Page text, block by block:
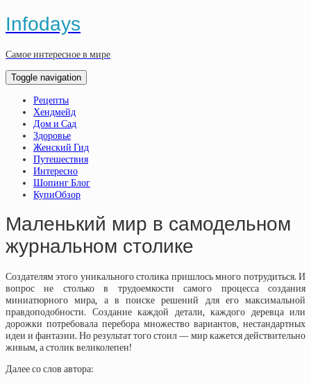
Infodays
Самое интересное в мире
Toggle navigation
Рецепты
Хендмейд
Дом и Сад
Здоровье
Женский Гид
Путешествия
Интересно
Шопинг Блог
КупиОбзор
Маленький мир в самодельном
журнальном столике
Создателям этого уникального столика пришлось много потрудиться. И
вопрос не столько в трудоемкости самого процесса создания
миниатюрного мира, а в поиске решений для его максимальной
правдоподобности. Создание каждой детали, каждого деревца или
дорожки потребовала перебора множество вариантов, нестандартных
идеи и фантазии. Но результат того стоил — мир кажется действительно
живым, а столик великолепен!
Далее со слов автора: